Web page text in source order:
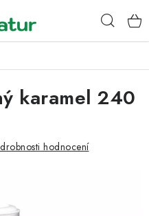
karamel 240
hodnocení